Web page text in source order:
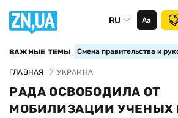
RU Аа
ВАЖНЫЕ ТЕМЫ Смена правительства и
ГЛАВНАЯ УКРАИНА
РАДА ОСВОБОДИЛА ОТ
МОБИЛИЗАЦИИ УЧЕНЫХ